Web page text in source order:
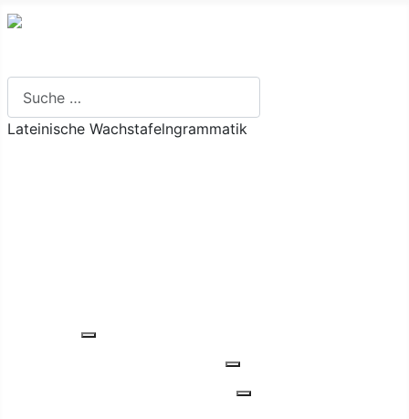
Lateinische Wachstafelngrammatik